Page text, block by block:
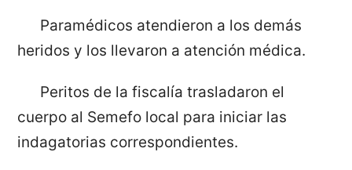
Paramédicos atendieron a los demás
heridos y los llevaron a atención médica.
Peritos de la fiscalía trasladaron el
cuerpo al Semefo local para iniciar las
indagatorias correspondientes.